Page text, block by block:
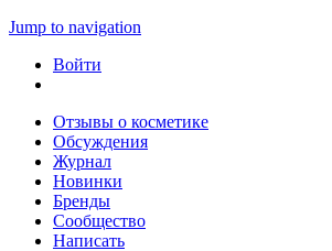
Jump to navigation
Войти
Отзывы о косметике
Обсуждения
Журнал
Новинки
Бренды
Сообщество
Написать